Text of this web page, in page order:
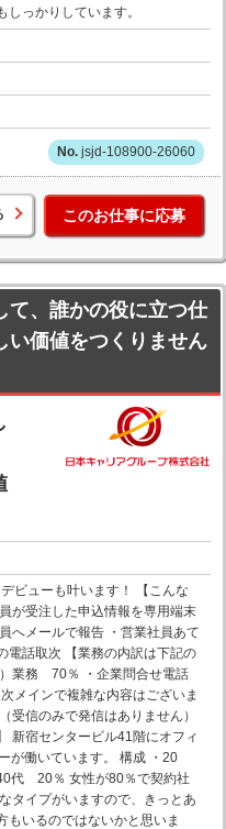
しっかりしています。
jsjd-108900-26060
このお仕事に応募
て、誰かの役に立つ仕
い価値をつくりません
ビューも叶います！ 【こんな
が受注した申込情報を専用端末
へメールで報告 ・営業社員あて
電話取次 【業務の内訳は下記の
業務 70％ ・企業問合せ電話
インで複雑な内容はございま
受信のみで発信はありません）
新宿センタービル41階にオフィ
が働いています。 構成 ・20
20％ 女性が80％で契約社
タイプがいますので、きっとあ
もいるのではないかと思いま